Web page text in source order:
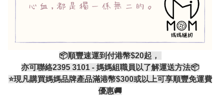
📦順豐速運到付港幣$20起，
亦可聯絡2395 3101 - 媽媽組職員以了解運送方法📦
⭐現凡購買媽媽品牌產品滿港幣$300或以上可享順豐免運費
優惠🚚